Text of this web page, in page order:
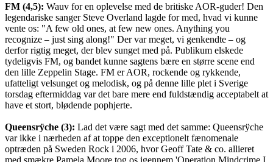
FM (4,5): Wauv for en oplevelse med de britiske AOR-guder! Den
legendariske sanger Steve Overland lagde for med, hvad vi kunne
vente os: "A few old ones, at few new ones. Anything you
recognize – just sing along!" Der var meget, vi genkendte – og
derfor rigtig meget, der blev sunget med på. Publikum elskede
tydeligvis FM, og bandet kunne sagtens bære en større scene end
den lille Zeppelin Stage. FM er AOR, rockende og rykkende,
ufatteligt velsunget og melodisk, og på denne lille plet i Sverige
torsdag eftermiddag var det bare mere end fuldstændig acceptabelt at
have et stort, blødende pophjerte.
Queensrÿche (3): Lad det være sagt med det samme: Queensrÿche
var ikke i nærheden af at toppe den exceptionelt fænomenale
optræden på Sweden Rock i 2006, hvor Geoff Tate & co. allieret
med smækre Pamela Moore tog os igennem 'Operation Mindcrime I